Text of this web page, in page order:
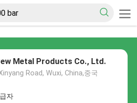
Metal Products Co., Ltd.
Road, Wuxi, China,중국
자